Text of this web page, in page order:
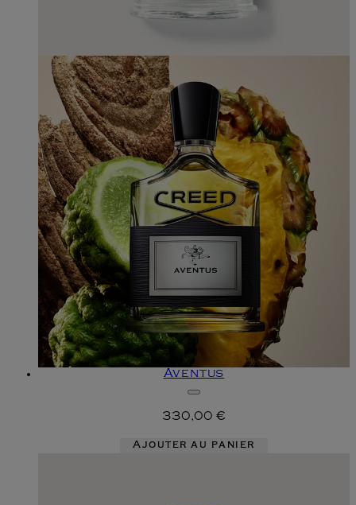
Aventus
330,00 €
Ajouter au panier